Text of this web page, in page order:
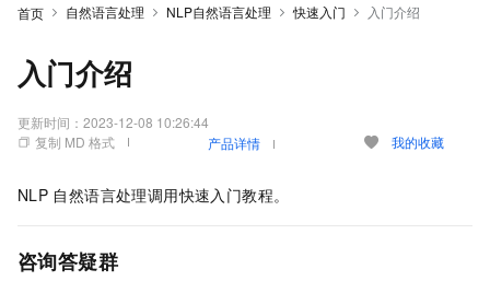
首页 自然语言处理 NLP自然语言处理 快速入门 入门介绍
入门介绍
更新时间： 2023-12-08 10:26:44
复制 MD 格式
产品详情 我的收藏
NLP 自然语言处理调用快速入门教程。
咨询答疑群